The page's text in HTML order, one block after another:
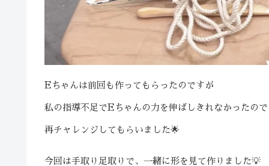
Eちゃんは前回も作ってもらったのですが
私の指導不足でEちゃんの力を伸ばしきれなかったので
再チャレンジしてもらいました🌟
今回は手取り足取りで、一緒に形を見て作りました💡